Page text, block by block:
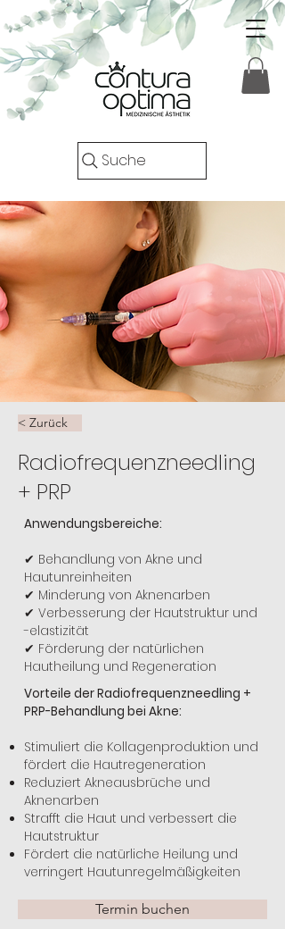
Suche
< Zurück
Radiofrequenzneedling
+ PRP
Anwendungsbereiche:
✔ Behandlung von Akne und
Hautunreinheiten
✔ Minderung von Aknenarben
✔ Verbesserung der Hautstruktur und
-elastizität
✔ Förderung der natürlichen
Hautheilung und Regeneration
Vorteile der Radiofrequenzneedling +
PRP-Behandlung bei Akne:
Stimuliert die Kollagenproduktion und
fördert die Hautregeneration
Reduziert Akneausbrüche und
Aknenarben
Strafft die Haut und verbessert die
Hautstruktur
Fördert die natürliche Heilung und
verringert Hautunregelmäßigkeiten
Termin buchen